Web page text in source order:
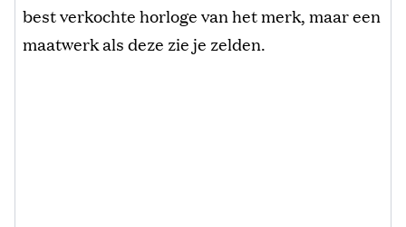
best verkochte horloge van het merk, maar een
maatwerk als deze zie je zelden.